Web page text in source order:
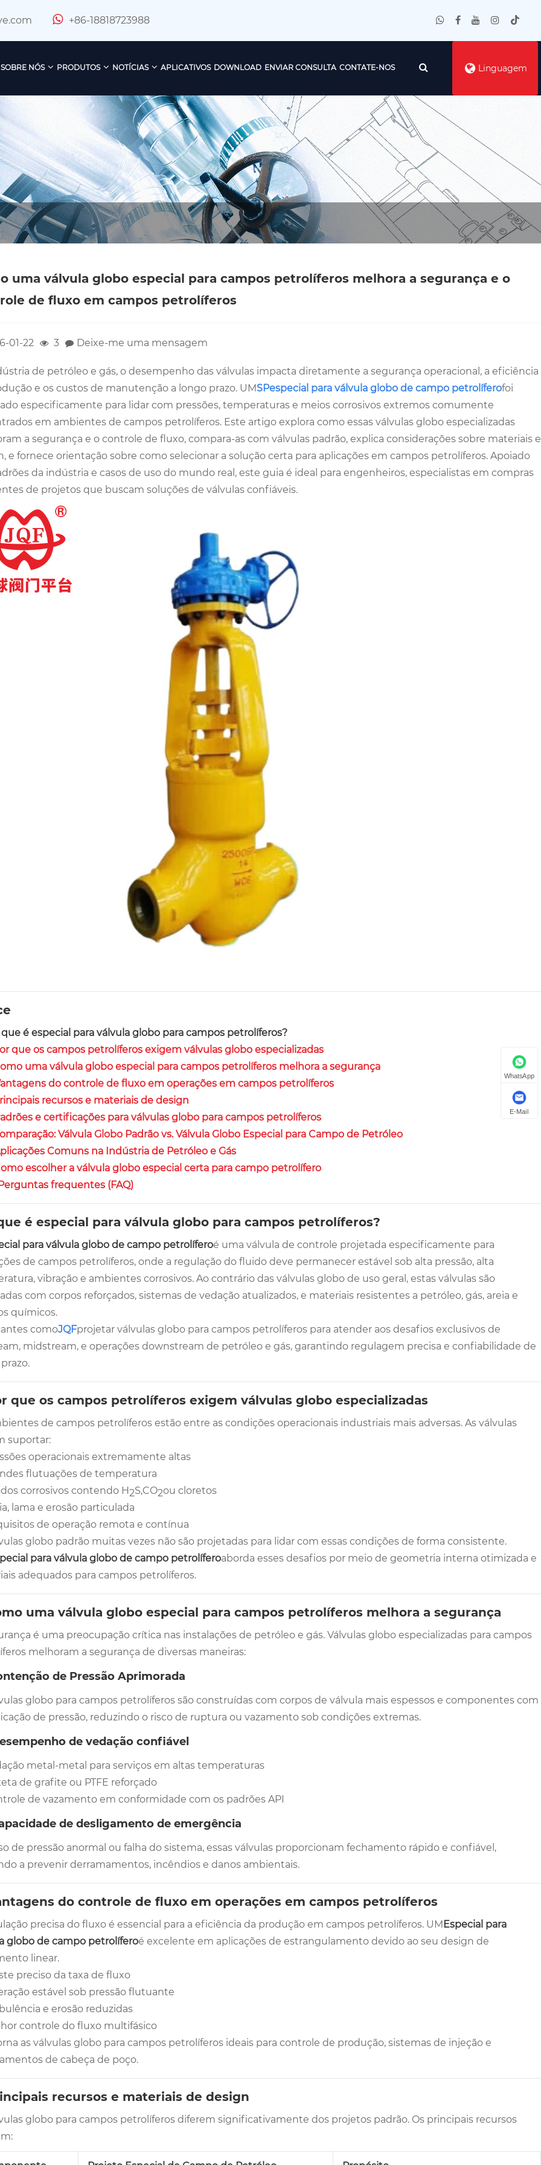
+86-18818723988
SOBRE NÓS PRODUTOS NOTÍCIAS APLICATIVOS DOWNLOAD ENVIAR CONSULTA CONTATE-NOS Linguagem
uma válvula globo especial para campos petrolíferos melhora a segurança e o
de fluxo em campos petrolíferos
01-22 3 Deixe-me uma mensagem
de petróleo e gás, o desempenho das válvulas impacta diretamente a segurança operacional, a eficiência
e os custos de manutenção a longo prazo. UMSPespecial para válvula globo de campo petrolíferofoi
especificamente para lidar com pressões, temperaturas e meios corrosivos extremos comumente
em ambientes de campos petrolíferos. Este artigo explora como essas válvulas globo especializadas
a segurança e o controle de fluxo, compara-as com válvulas padrão, explica considerações sobre materiais e
e fornece orientação sobre como selecionar a solução certa para aplicações em campos petrolíferos. Apoiado
da indústria e casos de uso do mundo real, este guia é ideal para engenheiros, especialistas em compras
de projetos que buscam soluções de válvulas confiáveis.
que é especial para válvula globo para campos petrolíferos?
que os campos petrolíferos exigem válvulas globo especializadas
uma válvula globo especial para campos petrolíferos melhora a segurança
do controle de fluxo em operações em campos petrolíferos
recursos e materiais de design
e certificações para válvulas globo para campos petrolíferos
Válvula Globo Padrão vs. Válvula Globo Especial para Campo de Petróleo
Comuns na Indústria de Petróleo e Gás
escolher a válvula globo especial certa para campo petrolífero
frequentes (FAQ)
é especial para válvula globo para campos petrolíferos?
para válvula globo de campo petrolíferoé uma válvula de controle projetada especificamente para
de campos petrolíferos, onde a regulação do fluido deve permanecer estável sob alta pressão, alta
vibração e ambientes corrosivos. Ao contrário das válvulas globo de uso geral, estas válvulas são
com corpos reforçados, sistemas de vedação atualizados, e materiais resistentes a petróleo, gás, areia e
químicos.
comoJQFprojetar válvulas globo para campos petrolíferos para atender aos desafios exclusivos de
midstream, e operações downstream de petróleo e gás, garantindo regulagem precisa e confiabilidade de
que os campos petrolíferos exigem válvulas globo especializadas
de campos petrolíferos estão entre as condições operacionais industriais mais adversas. As válvulas
suportar:
operacionais extremamente altas
flutuações de temperatura
corrosivos contendo H2S,CO2ou cloretos
lama e erosão particulada
de operação remota e contínua
globo padrão muitas vezes não são projetadas para lidar com essas condições de forma consistente.
para válvula globo de campo petrolíferoaborda esses desafios por meio de geometria interna otimizada e
adequados para campos petrolíferos.
uma válvula globo especial para campos petrolíferos melhora a segurança
é uma preocupação crítica nas instalações de petróleo e gás. Válvulas globo especializadas para campos
melhoram a segurança de diversas maneiras:
de Pressão Aprimorada
globo para campos petrolíferos são construídas com corpos de válvula mais espessos e componentes com
de pressão, reduzindo o risco de ruptura ou vazamento sob condições extremas.
de vedação confiável
metal-metal para serviços em altas temperaturas
de grafite ou PTFE reforçado
de vazamento em conformidade com os padrões API
de desligamento de emergência
de pressão anormal ou falha do sistema, essas válvulas proporcionam fechamento rápido e confiável,
a prevenir derramamentos, incêndios e danos ambientais.
do controle de fluxo em operações em campos petrolíferos
precisa do fluxo é essencial para a eficiência da produção em campos petrolíferos. UMEspecial para
globo de campo petrolíferoé excelente em aplicações de estrangulamento devido ao seu design de
linear.
preciso da taxa de fluxo
estável sob pressão flutuante
e erosão reduzidas
controle do fluxo multifásico
as válvulas globo para campos petrolíferos ideais para controle de produção, sistemas de injeção e
de cabeça de poço.
recursos e materiais de design
globo para campos petrolíferos diferem significativamente dos projetos padrão. Os principais recursos
WhatsApp
E-Mail